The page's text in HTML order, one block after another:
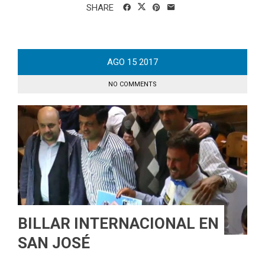
SHARE
AGO 15 2017
NO COMMENTS
BILLAR INTERNACIONAL EN
SAN JOSÉ